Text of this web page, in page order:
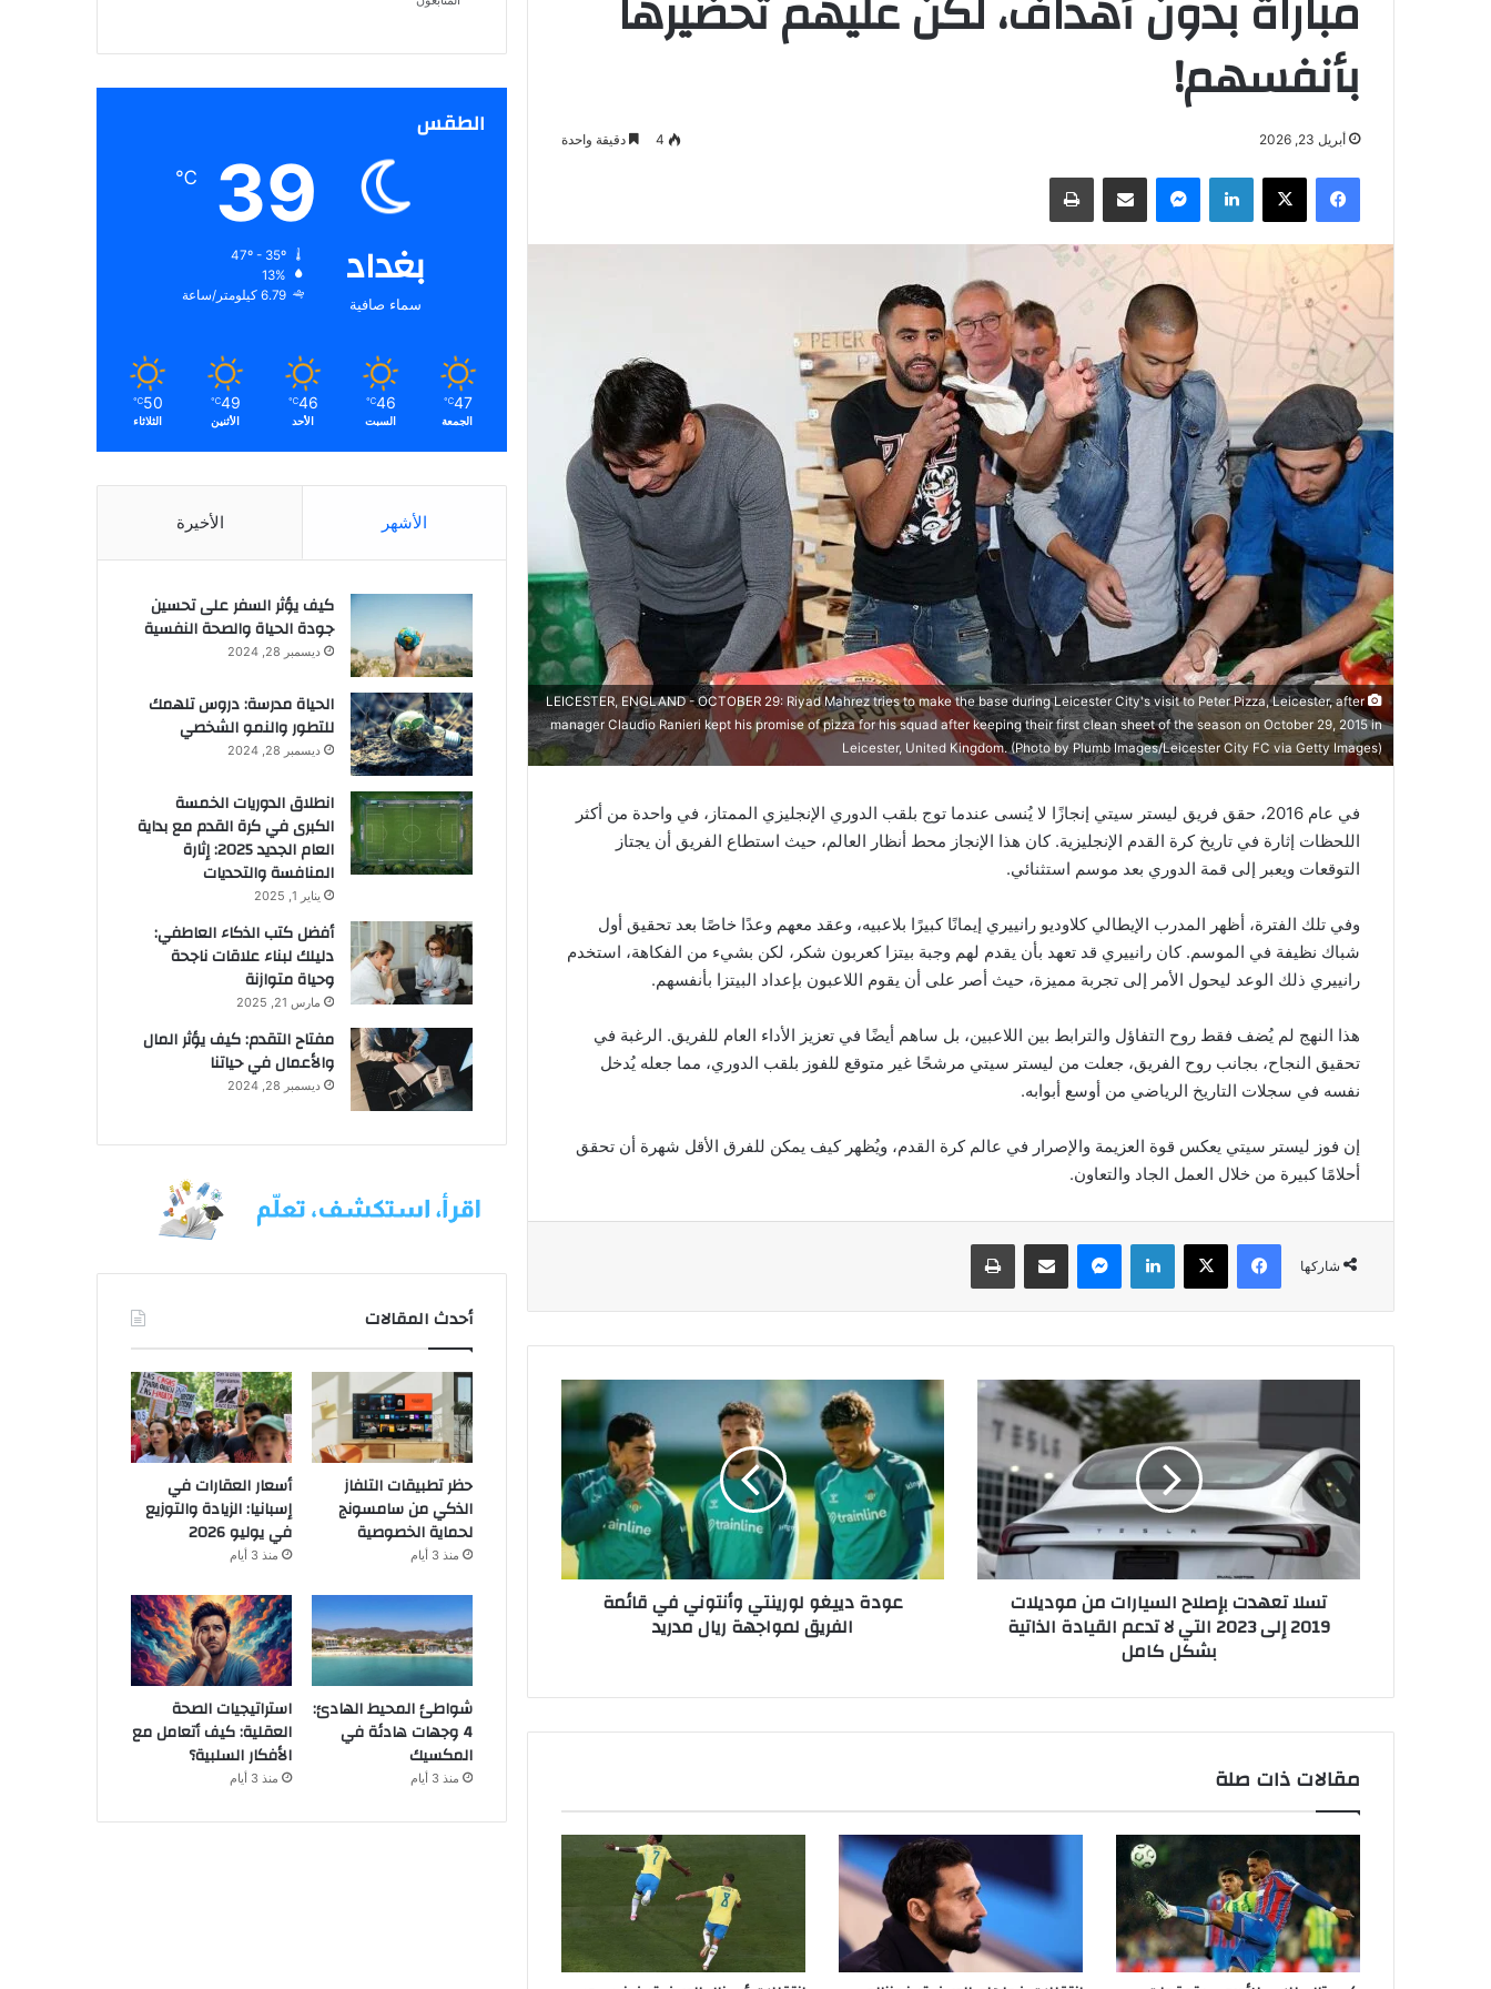
بأنفسهم!
أبريل 23, 2026 4 دقيقة واحدة
فيسبوك لينكدإن
LEICESTER, ENGLAND - OCTOBER 29: Riyad Mahrez tries to make the base during Leicester City's visit to Peter Pizza, Leicester, after
manager Claudio Ranieri kept his promise of pizza for his squad after keeping their first clean sheet of the season on October 29, 2015 in
Leicester, United Kingdom. (Photo by Plumb Images/Leicester City FC via Getty Images)
في عام 2016، حقق فريق ليستر سيتي إنجازًا لا يُنسى عندما توج بلقب الدوري الإنجليزي الممتاز، في واحدة من أكثر
اللحظات إثارة في تاريخ كرة القدم الإنجليزية. كان هذا الإنجاز محط أنظار العالم، حيث استطاع الفريق أن يجتاز
التوقعات ويعبر إلى قمة الدوري بعد موسم استثنائي.
وفي تلك الفترة، أظهر المدرب الإيطالي كلاوديو رانييري إيمانًا كبيرًا بلاعبيه، وعقد معهم وعدًا خاصًا بعد تحقيق أول
شباك نظيفة في الموسم. كان رانييري قد تعهد بأن يقدم لهم وجبة بيتزا كعربون شكر، لكن بشيء من الفكاهة، استخدم
رانييري ذلك الوعد ليحول الأمر إلى تجربة مميزة، حيث أصر على أن يقوم اللاعبون بإعداد البيتزا بأنفسهم.
هذا النهج لم يُضف فقط روح التفاؤل والترابط بين اللاعبين، بل ساهم أيضًا في تعزيز الأداء العام للفريق. الرغبة في
تحقيق النجاح، بجانب روح الفريق، جعلت من ليستر سيتي مرشحًا غير متوقع للفوز بلقب الدوري، مما جعله يُدخل
نفسه في سجلات التاريخ الرياضي من أوسع أبوابه.
إن فوز ليستر سيتي يعكس قوة العزيمة والإصرار في عالم كرة القدم، ويُظهر كيف يمكن للفرق الأقل شهرة أن تحقق
أحلامًا كبيرة من خلال العمل الجاد والتعاون.
شاركها
فيسبوك لينكدإن
ا
ه
ت
ا
س
ي
ا
ا
ت
ن
م
تسلا تعهدت بإصلاح السيارات من موديلات
2019 إلى 2023 التي لا تدعم القيادة الذاتية
بشكل كامل
ع
و
د
ي
ي
غ
و
ن
ن
ت
و
ن
ي
ف
ي
ق
عودة دييغو لورينتي وأنتوني في قائمة
الفريق لمواجهة ريال مدريد
مقالات ذات صلة
الطقس
بغداد
سماء صافية
39
℃
13%
6.79 كيلومتر/ساعة
47
℃
الجمعة
46
℃
السبت
46
℃
الأحد
49
℃
الأثنين
50
℃
الثلاثاء
الأشهر الأخيرة
كيف يؤثر السفر على تحسين
جودة الحياة والصحة النفسية
ديسمبر 28, 2024
الحياة مدرسة: دروس تلهمك
للتطور والنمو الشخصي
ديسمبر 28, 2024
انطلاق الدوريات الخمسة
الكبرى في كرة القدم مع بداية
العام الجديد 2025: إثارة
المنافسة والتحديات
يناير 1, 2025
أفضل كتب الذكاء العاطفي:
دليلك لبناء علاقات ناجحة
وحياة متوازنة
مارس 21, 2025
مفتاح التقدم: كيف يؤثر المال
والأعمال في حياتنا
ديسمبر 28, 2024
أحدث المقالات
حظر تطبيقات التلفاز
الذكي من سامسونج
لحماية الخصوصية
منذ 3 أيام
أسعار العقارات في
إسبانيا: الزيادة والتوزيع
في يوليو 2026
منذ 3 أيام
شواطئ المحيط الهادئ:
4 وجهات هادئة في
المكسيك
منذ 3 أيام
استراتيجيات الصحة
العقلية: كيف أتعامل مع
الأفكار السلبية؟
منذ 3 أيام